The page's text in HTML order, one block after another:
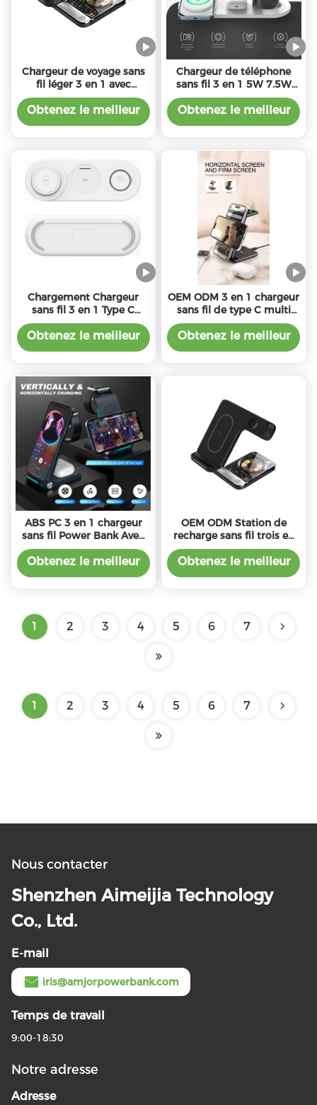
Chargeur de voyage sans
fil léger 3 en 1 avec
fréquence de charge de
110 à 205 kHz 1m câble
Obtenez le meilleur
Chargeur de téléphone
sans fil 3 en 1 5W 7.5W
10W 15W Pour le
chargement / 1 X câble de
Obtenez le meilleur
Chargement Chargeur
sans fil 3 en 1 Type C
Entrée Multicolore
Conception 1m Cable
pour plusieurs appareils
Obtenez le meilleur
OEM ODM 3 en 1 chargeur
sans fil de type C multi
couleur avec puissance
10W 5W sortie de montre
Obtenez le meilleur
ABS PC 3 en 1 chargeur
sans fil Power Bank Avec
10W 7.5W 5W sortie de
puissance
Obtenez le meilleur
OEM ODM Station de
recharge sans fil trois en
un Pour iPhone Samsung
AirPods
Obtenez le meilleur
1 2 3 4 5 6 7
1 2 3 4 5 6 7
Nous contacter
Shenzhen Aimeijia Technology
Co., Ltd.
E-mail
iris@amjorpowerbank.com
Temps de travail
9:00-18:30
Notre adresse
Adresse